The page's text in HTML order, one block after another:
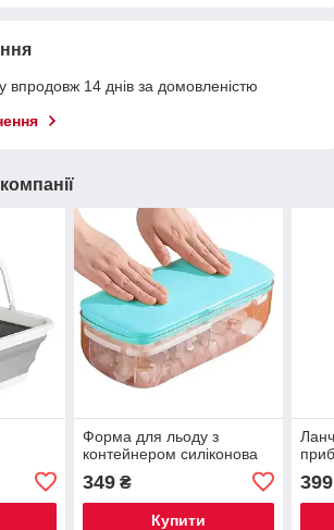
впродовж 14 днів за домовленістю
Форма для льоду з
контейнером силіконова
349₴
Купити
399